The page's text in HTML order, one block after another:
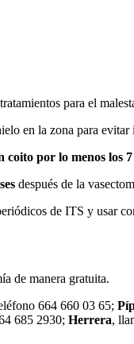
para el
en la zona para
coito por lo menos los
después de la
de ITS y usar
de manera gratuita.
664 660 03 65;
685 2930; Herrera,